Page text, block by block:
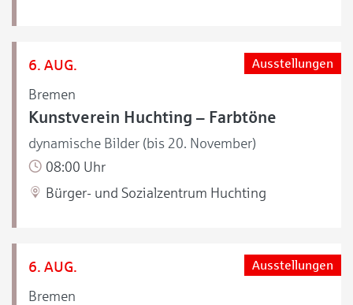
6. AUG.
Bremen
Ausstellungen
Kunstverein Huchting – Farbtöne
dynamische Bilder (bis 20. November)
08:00 Uhr
Bürger- und Sozialzentrum Huchting
6. AUG.
Bremen
Ausstellungen